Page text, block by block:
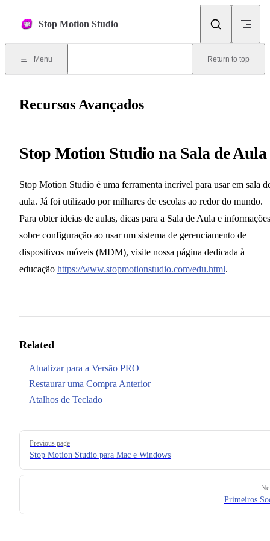
Stop Motion Studio
Menu Return to top
Recursos Avançados
Stop Motion Studio na Sala de Aula
Stop Motion Studio é uma ferramenta incrível para usar em sala
aula. Já foi utilizado por milhares de escolas ao redor do mundo.
Para obter ideias de aulas, dicas para a Sala de Aula e informações
sobre configuração ao usar um sistema de gerenciamento de
dispositivos móveis (MDM), visite nossa página dedicada à
educação https://www.stopmotionstudio.com/edu.html.
Related
Atualizar para a Versão PRO
Restaurar uma Compra Anterior
Atalhos de Teclado
Pager
Previous page
Stop Motion Studio para Mac e Windows
Primeiros